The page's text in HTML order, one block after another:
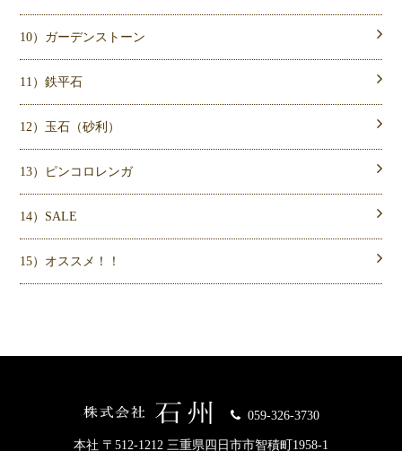
10）ガーデンストーン
11）鉄平石
12）玉石（砂利）
13）ピンコロレンガ
14）SALE
15）オススメ！！
059-326-3730
本社 〒512-1212 三重県四日市市智積町1958-1